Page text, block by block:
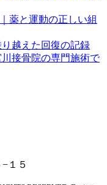
薬と運動の正しい組
越えた回復の記録
接骨院の専門施術で
１５